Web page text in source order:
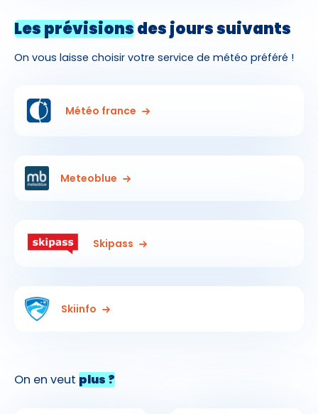
Les prévisionsdes jours suivants
On vous laisse choisir votre service de météo préféré !
Météo france
Meteoblue
Skipass
Skiinfo
On en veut plus ?